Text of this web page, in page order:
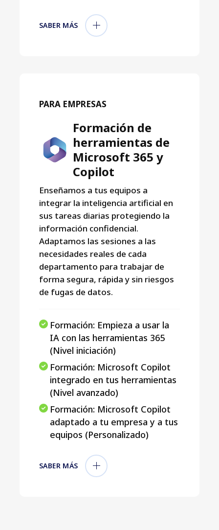
SABER MÁS
PARA EMPRESAS
Formación de
herramientas de
Microsoft 365 y
Copilot
Enseñamos a tus equipos a
integrar la inteligencia artificial en
sus tareas diarias protegiendo la
información confidencial.
Adaptamos las sesiones a las
necesidades reales de cada
departamento para trabajar de
forma segura, rápida y sin riesgos
de fugas de datos.
Formación: Empieza a usar la
IA con las herramientas 365
(Nivel iniciación)
Formación: Microsoft Copilot
integrado en tus herramientas
(Nivel avanzado)
Formación: Microsoft Copilot
adaptado a tu empresa y a tus
equipos (Personalizado)
SABER MÁS